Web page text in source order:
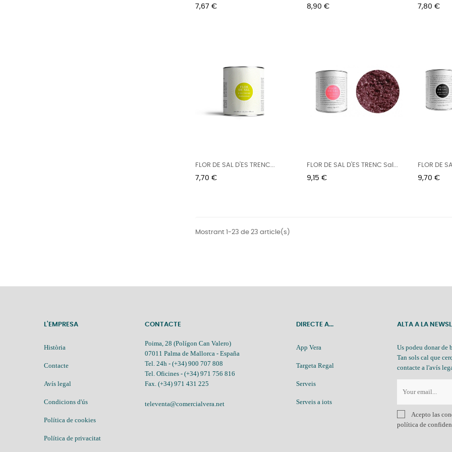
Preu
7,67 € Preu
8,90 € Preu
7,80 €
FLOR DE SAL D'ES TRENC...
Preu
7,70 €
FLOR DE SAL D'ES TRENC Sal...
Preu
9,15 €
FLOR DE
Preu
9,70 €
Mostrant 1-23 de 23 article(s)
L'EMPRESA
Història
Contacte
Avís legal
Condicions d'ús
Política de cookies
Política de privacitat
CONTACTE
Poima, 28 (Polígon Can Valero)
07011 Palma de Mallorca - España
Tel. 24h - (+34) 900 707 808
Tel. Oficines - (+34) 971 756 816
Fax. (+34) 971 431 225
televenta@comercialvera.net
DIRECTE A...
App Vera
Targeta Regal
Serveis
Serveis a iots
ALTA A LA
Us podeu donar de
Tan sols cal que
contacte a l'avís
Acepto las
política de